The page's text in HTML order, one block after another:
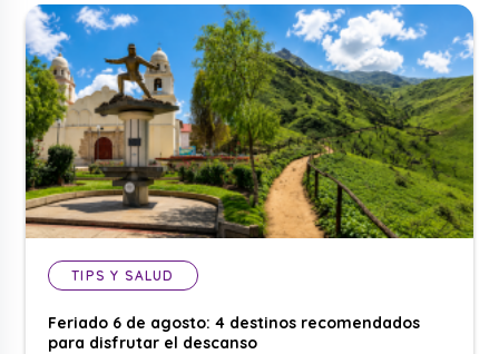
TIPS Y SALUD
Feriado 6 de agosto: 4 destinos recomendados
para disfrutar el descanso